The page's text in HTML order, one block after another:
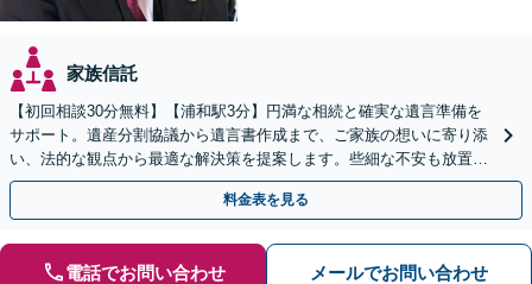
家族信託
【初回相談30分無料】【浦和駅3分】円満な相続と確実な遺言準備を
サポート。遺産分割協議から遺言書作成まで、ご家族の想いに寄り添
い、法的な観点から最適な解決策を提案します。些細な不安も放置せ
ず、親族間のトラブルに発展する前にまずは弁護士へ
料金表を見る
電話でお問い合わせ メールでお問い合わせ